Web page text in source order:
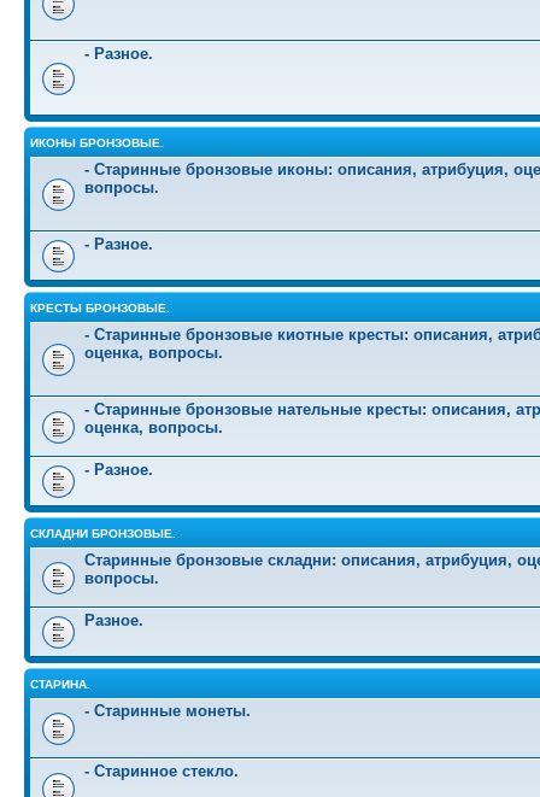
- Разное.
ИКОНЫ БРОНЗОВЫЕ.
- Старинные бронзовые иконы: описания, атрибуция,
вопросы.
- Разное.
КРЕСТЫ БРОНЗОВЫЕ.
- Старинные бронзовые киотные кресты: описания,
оценка, вопросы.
- Старинные бронзовые нательные кресты: описания,
оценка, вопросы.
- Разное.
СКЛАДНИ БРОНЗОВЫЕ.
Старинные бронзовые складни: описания, атрибуция,
вопросы.
Разное.
СТАРИНА.
- Старинные монеты.
- Старинное стекло.